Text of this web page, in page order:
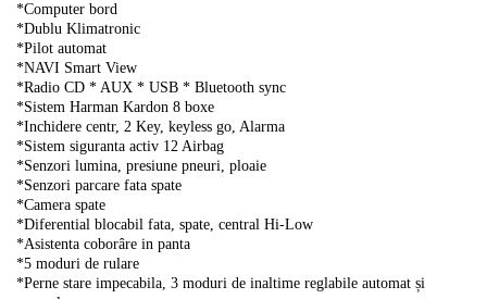
*Computer bord
*Dublu Klimatronic
*Pilot automat
*NAVI Smart View
*Radio CD * AUX * USB * Bluetooth sync
*Sistem Harman Kardon 8 boxe
*Inchidere centr, 2 Key, keyless go, Alarma
*Sistem siguranta activ 12 Airbag
*Senzori lumina, presiune pneuri, ploaie
*Senzori parcare fata spate
*Camera spate
*Diferential blocabil fata, spate, central Hi-Low
*Asistenta coborâre in panta
*5 moduri de rulare
*Perne stare impecabila, 3 moduri de inaltime reglabile automat și